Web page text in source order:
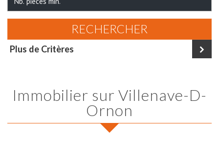
RECHERCHER
Plus de Critères
Immobilier sur Villenave-D-
Ornon